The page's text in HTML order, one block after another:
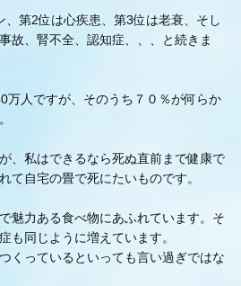
、第2位は心疾患、第3位は老衰、そし
故、腎不全、認知症、、、と続きま
万人ですが、そのうち７０％が何らか
、私はできるなら死ぬ直前まで健康で
て自宅の畳で死にたいものです。
魅力ある食べ物にあふれています。そ
も同じように増えています。
くっているといっても言い過ぎではな